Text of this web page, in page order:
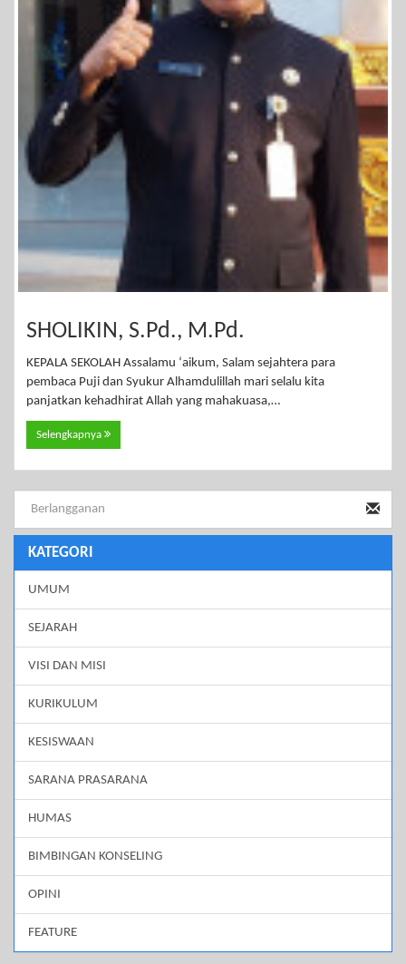
SHOLIKIN, S.Pd., M.Pd.
KEPALA SEKOLAH Assalamu ‘aikum, Salam sejahtera para
pembaca Puji dan Syukur Alhamdulillah mari selalu kita
panjatkan kehadhirat Allah yang mahakuasa,…
Selengkapnya
KATEGORI
UMUM
SEJARAH
VISI DAN MISI
KURIKULUM
KESISWAAN
SARANA PRASARANA
HUMAS
BIMBINGAN KONSELING
OPINI
FEATURE